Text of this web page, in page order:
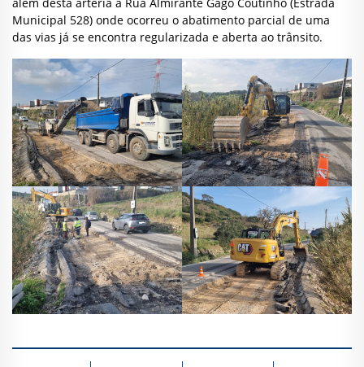
além desta artéria a Rua Almirante Gago Coutinho (Estrada
Municipal 528) onde ocorreu o abatimento parcial de uma
das vias já se encontra regularizada e aberta ao trânsito.